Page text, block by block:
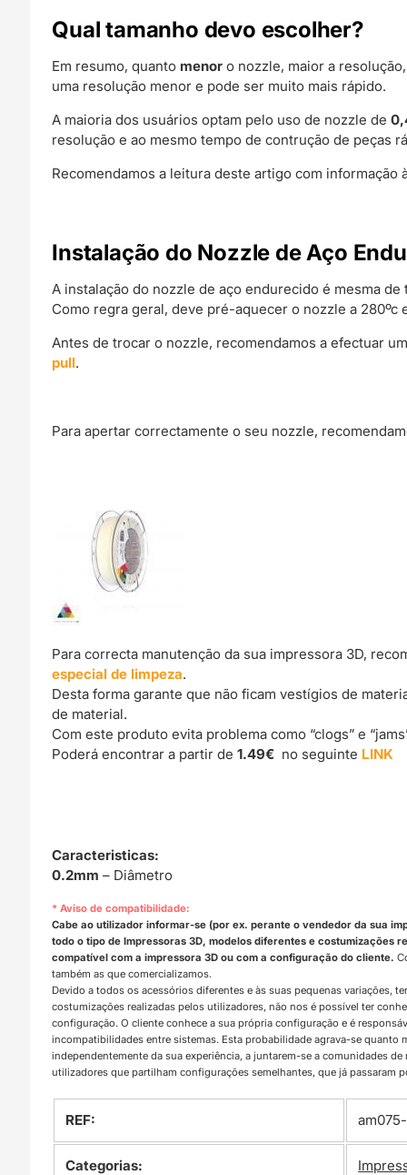
Qual tamanho devo escolher?
Em resumo, quanto menor o nozzle, maior a
uma resolução menor e pode ser muito mais rápido.
A maioria dos usuários optam pelo uso de nozzle de
resolução e ao mesmo tempo de contrução de peças
Recomendamos a leitura deste artigo com
Instalação do Nozzle de Aço
A instalação do nozzle de aço endurecido é mesma
Como regra geral, deve pré-aquecer o nozzle a
Antes de trocar o nozzle, recomendamos a efectuar
pull.
Para apertar correctamente o seu nozzle,
Para correcta manutenção da sua impressora 3D,
especial de limpeza.
Desta forma garante que não ficam vestígios de
de material.
Com este produto evita problema como “clogs” e
Poderá encontrar a partir de1.49€ no seguinte LINK
Caracteristicas:
0.2mm – Diâmetro
* Aviso de compatibilidade:
Cabe ao utilizador informar-se (por ex. perante o vendedor da sua
todo o tipo de Impressoras 3D, modelos diferentes e costumizações
compatível com a impressora 3D ou com a configuração do cliente.
também as que comercializamos.
Devido a todos os acessórios diferentes e às suas pequenas variações,
costumizações realizadas pelos utilizadores, não nos é possível ter
configuração. O cliente conhece a sua própria configuração e é
incompatibilidades entre sistemas. Esta probabilidade agrava-se
independentemente da sua experiência, a juntarem-se a comunidades
utilizadores que partilham configurações semelhantes, que já passaram
REF:
Categorias: